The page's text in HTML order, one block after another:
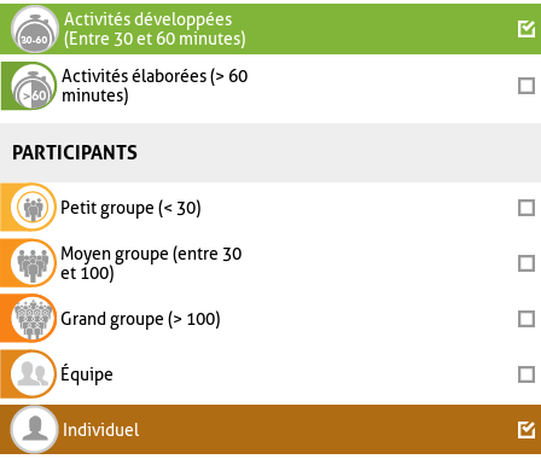
Activités développées
(Entre 30 et 60 minutes)
Activités élaborées (> 60
minutes)
PARTICIPANTS
Petit groupe (< 30)
Moyen groupe (entre 30
et 100)
Grand groupe (> 100)
Équipe
Individuel